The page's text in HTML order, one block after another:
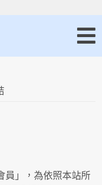
員」，為依照本站所